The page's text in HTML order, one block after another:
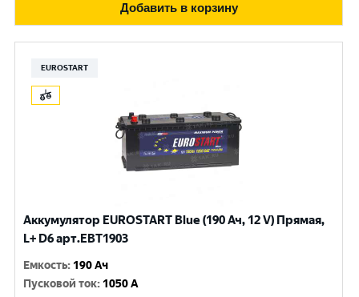
Добавить в корзину
EUROSTART
Аккумулятор EUROSTART Blue (190 Ач, 12 V) Прямая,
L+ D6 арт.EBT1903
Емкость: 190 Ач
Пусковой ток: 1050 A